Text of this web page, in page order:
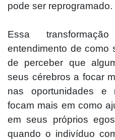
pode ser reprogramado.
Essa trans
entendimento de como
de perceber que
seus cérebros a focar
nas oportunidades e
focam mais em como
em seus próprios
quando o indivíduo